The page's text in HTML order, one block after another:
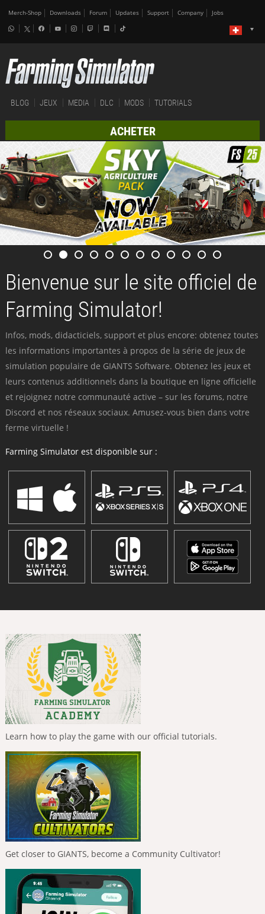
Merch-Shop Downloads Forum Updates Support Company Jobs
BLOG JEUX MEDIA DLC MODS TUTORIALS
ACHETER
Bienvenue sur le site officiel de
Farming Simulator!
Infos, mods, didacticiels, support et plus encore: obtenez toutes
les informations importantes à propos de la série de jeux de
simulation populaire de GIANTS Software. Obtenez les jeux et
leurs contenus additionnels dans la boutique en ligne officielle
et rejoignez notre communauté active – sur les forums, notre
Discord et nos réseaux sociaux. Amusez-vous bien dans votre
ferme virtuelle !
Farming Simulator est disponible sur :
Learn how to play the game with our official tutorials.
Get closer to GIANTS, become a Community Cultivator!